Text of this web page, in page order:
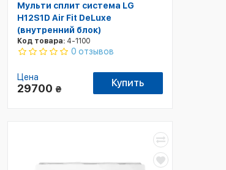
Мульти сплит система LG
H12S1D Air Fit DeLuxe
(внутренний блок)
Код товара:4-1100
0 отзывов
Цена
29700 ₴
Купить